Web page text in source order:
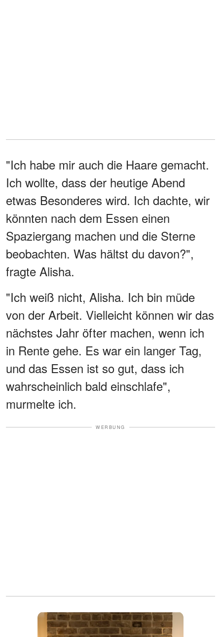
"Ich habe mir auch die Haare gemacht.
Ich wollte, dass der heutige Abend
etwas Besonderes wird. Ich dachte, wir
könnten nach dem Essen einen
Spaziergang machen und die Sterne
beobachten. Was hältst du davon?",
fragte Alisha.
"Ich weiß nicht, Alisha. Ich bin müde
von der Arbeit. Vielleicht können wir das
nächstes Jahr öfter machen, wenn ich
in Rente gehe. Es war ein langer Tag,
und das Essen ist so gut, dass ich
wahrscheinlich bald einschlafe",
murmelte ich.
WERBUNG